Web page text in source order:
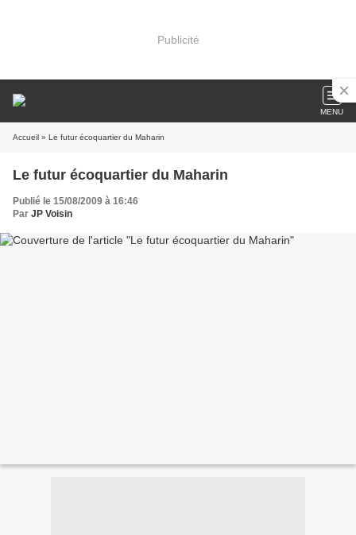
Publicité
MENU
Accueil » Le futur écoquartier du Maharin
Le futur écoquartier du Maharin
Publié le 15/08/2009 à 16:46
Par JP Voisin